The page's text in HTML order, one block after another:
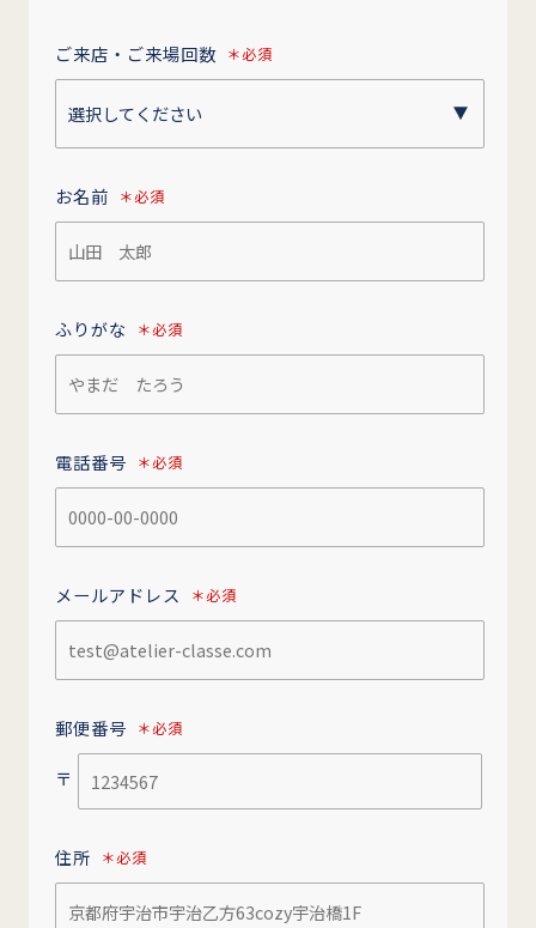
ご来店・ご来場回数 ＊必須
お名前 ＊必須
ふりがな ＊必須
電話番号 ＊必須
メールアドレス ＊必須
郵便番号 ＊必須
〒
住所 ＊必須